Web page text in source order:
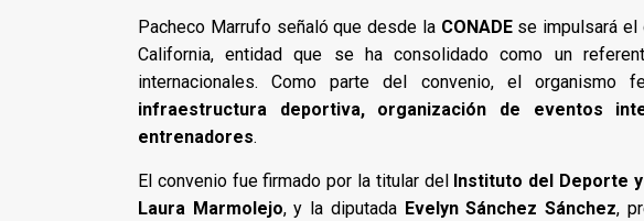
Pacheco Marrufo señaló que desde la CONADEse impulsará el
California, entidad que se ha consolidado como un
internacionales. Como parte del convenio, el organismo
infraestructura deportiva, organización de eventos
entrenadores.
El convenio fue firmado por la titular del Instituto del Deporte
Laura Marmolejo, y la diputada Evelyn Sánchez Sánchez,